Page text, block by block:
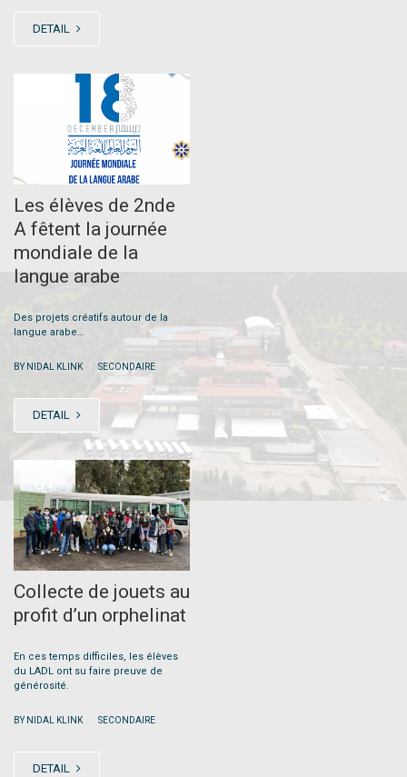
DETAIL
Les élèves de 2nde
A fêtent la journée
mondiale de la
langue arabe
Des projets créatifs autour de la
langue arabe…
BY NIDAL KLINK SECONDAIRE
DETAIL
01
Collecte de jouets au
profit d’un orphelinat
En ces temps difficiles, les élèves
du LADL ont su faire preuve de
générosité.
BY NIDAL KLINK SECONDAIRE
DETAIL